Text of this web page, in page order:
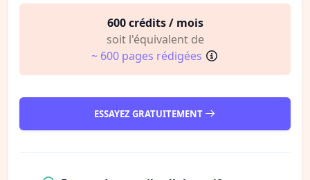
600 crédits / mois
soit l'équivalent de
~ 600 pages rédigées
ESSAYEZ GRATUITEMENT